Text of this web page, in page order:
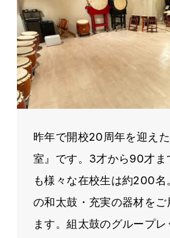
昨年で開校20周年を迎え
室』です。3才から90才ま
も様々な在校生は約200名
の和太鼓・充実の器材をご
ます。組太鼓のグループ